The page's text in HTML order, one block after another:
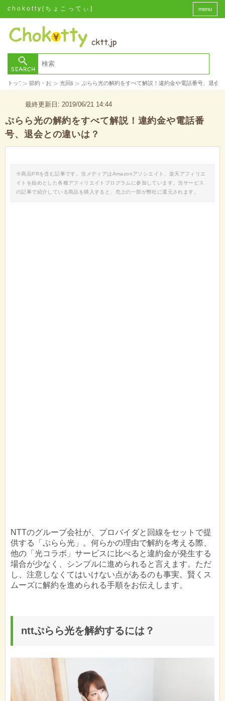
chokotty[ちょこってぃ] menu
トップ> 節約・お金
> 光回線> ぷらら光の解約をすべて解説！違約金や電話番号、退会
最終更新日: 2019/06/21 14:44
ぷらら光の解約をすべて解説！違約金や電話番
号、退会との違いは？
※商品PRを含む記事です。当メディアはAmazonアソシエイト、楽天アフィリエ
イトを始めとした各種アフィリエイトプログラムに参加しています。当サービス
の記事で紹介している商品を購入すると、売上の一部が弊社に還元されます。
NTTのグループ会社が、プロバイダと回線をセットで提
供する「ぷらら光」。何らかの理由で解約を考える際、
他の「光コラボ」サービスに比べると違約金が発生する
場合が少なく、シンプルに進められると言えます。ただ
し、注意しなくてはいけない点があるのも事実。賢くス
ムーズに解約を進められる手順をお伝えします。
nttぷらら光を解約するには？